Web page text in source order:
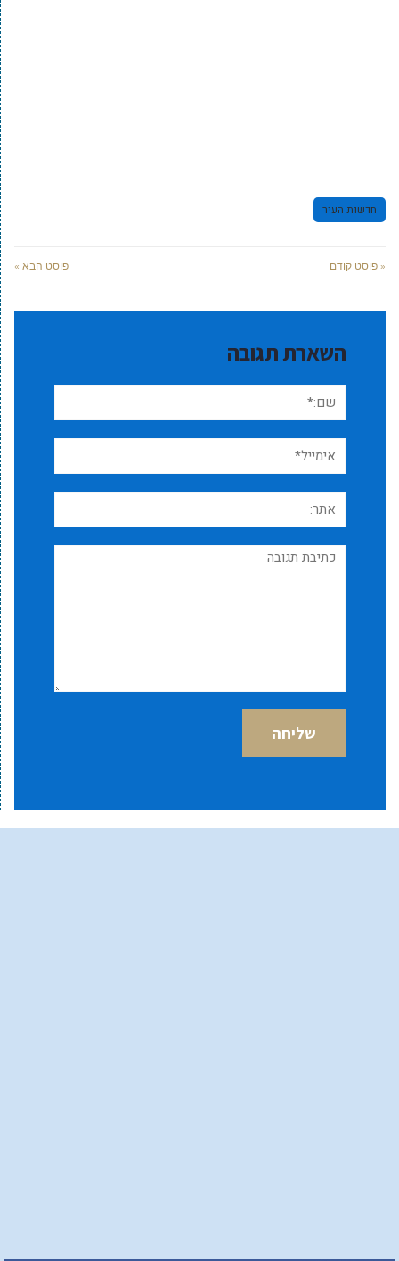
חדשות העיר
« פוסט קודם פוסט הבא »
השארת תגובה
שם:*
אימייל*
אתר:
תגובה